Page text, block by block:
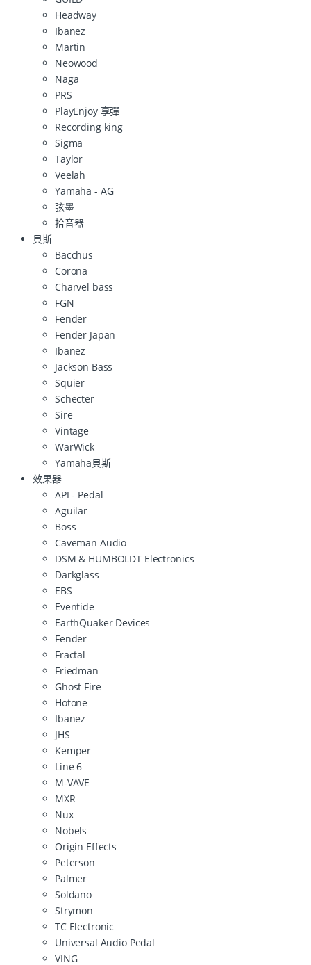
Headway
Ibanez
Martin
Neowood
Naga
PRS
PlayEnjoy 享彈
Recording king
Sigma
Taylor
Veelah
Yamaha - AG
弦墨
拾音器
貝斯
Bacchus
Corona
Charvel bass
FGN
Fender
Fender Japan
Ibanez
Jackson Bass
Squier
Schecter
Sire
Vintage
WarWick
Yamaha貝斯
效果器
API - Pedal
Aguilar
Boss
Caveman Audio
DSM & HUMBOLDT Electronics
Darkglass
EBS
Eventide
EarthQuaker Devices
Fender
Fractal
Friedman
Ghost Fire
Hotone
Ibanez
JHS
Kemper
Line 6
M-VAVE
MXR
Nux
Nobels
Origin Effects
Peterson
Palmer
Soldano
Strymon
TC Electronic
Universal Audio Pedal
VING